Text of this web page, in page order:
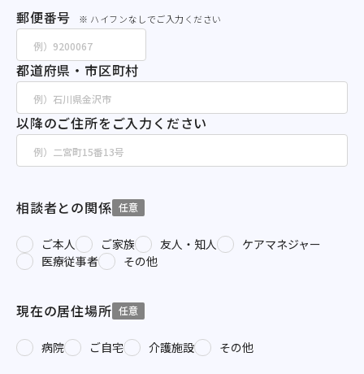
郵便番号 ※ ハイフンなしでご入力ください
都道府県・市区町村
以降のご住所をご入力ください
相談者との関係 任意
ご本人 ご家族 友人・知人
ケアマネジャー
医療従事者
その他
現在の居住場所 任意
病院 ご自宅 介護施設 その他